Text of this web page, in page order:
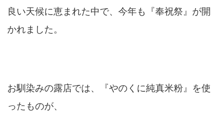
良い天候に恵まれた中で、今年も『奉祝祭』が開
かれました。
お馴染みの露店では、『やのくに純真米粉』を使
ったものが、